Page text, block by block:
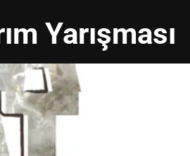
Yarışması